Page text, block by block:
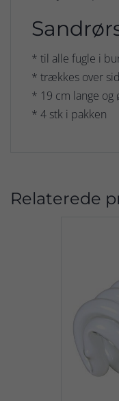
* til alle fugle i
* trækkes over
* 19 cm lange og
* 4 stk i pakken
Relaterede